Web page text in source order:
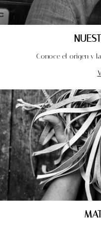
Conoce el origen y